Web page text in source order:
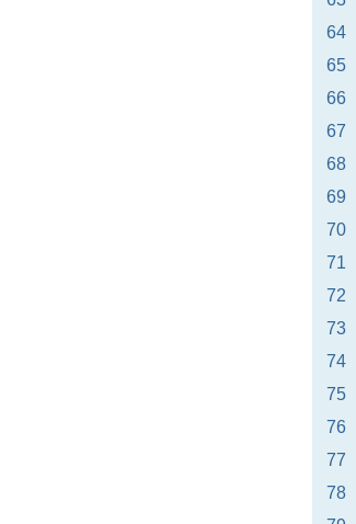
64
65
66
67
68
69
70
71
72
73
74
75
76
77
78